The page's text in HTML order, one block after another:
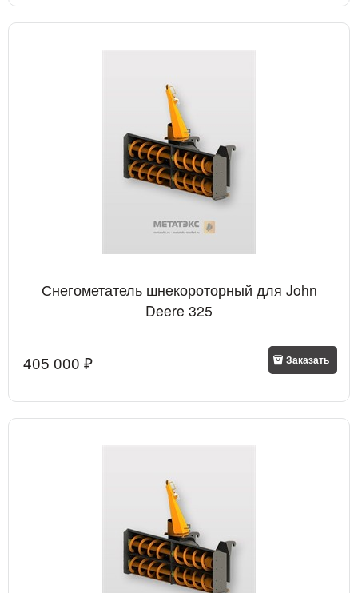
Снегометатель шнекороторный для John
Deere 325
405 000 ₽ Заказать